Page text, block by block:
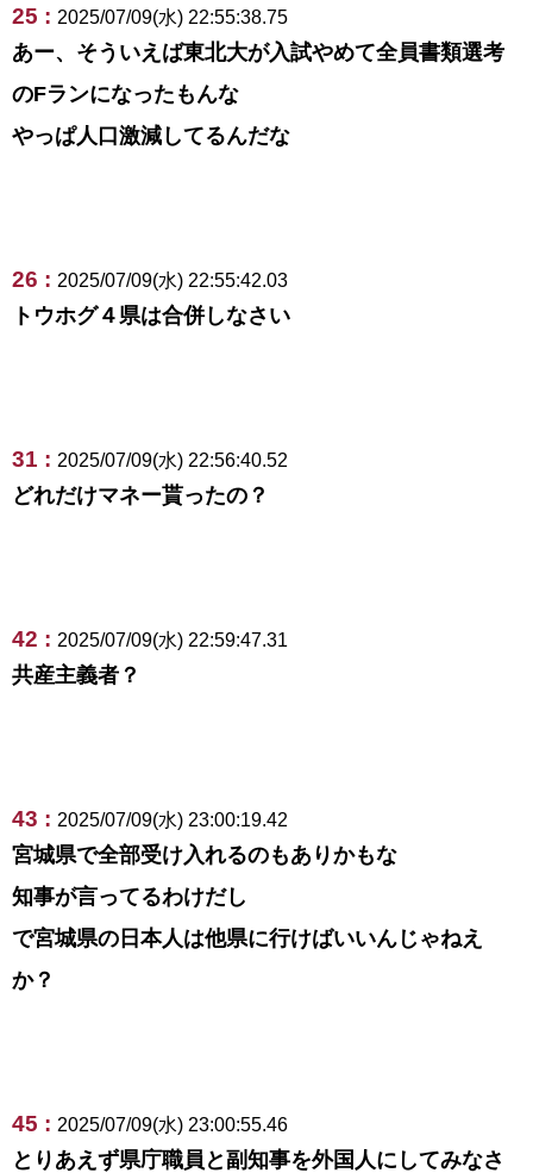
25 : 2025/07/09(水) 22:55:38.75
あー、そういえば東北大が入試やめて全員書類選考
のFランになったもんな
やっぱ人口激減してるんだな
26 : 2025/07/09(水) 22:55:42.03
トウホグ４県は合併しなさい
31 : 2025/07/09(水) 22:56:40.52
どれだけマネー貰ったの？
42 : 2025/07/09(水) 22:59:47.31
共産主義者？
43 : 2025/07/09(水) 23:00:19.42
宮城県で全部受け入れるのもありかもな
知事が言ってるわけだし
で宮城県の日本人は他県に行けばいいんじゃねえ
か？
45 : 2025/07/09(水) 23:00:55.46
とりあえず県庁職員と副知事を外国人にしてみなさ